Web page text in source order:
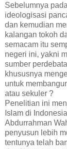
Sebelumnya
ideologisasi
dan kemudian
kalangan tokoh
semacam itu
negeri ini, yakni
sumber
khususnya
untuk
atau sekuler ?
Penelitian ini
Islam di
Abdurrahman
penyusun lebih
tentunya telah